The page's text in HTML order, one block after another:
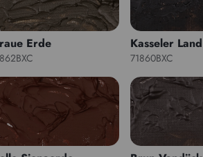
Erde Kasseler Land
71860BXC